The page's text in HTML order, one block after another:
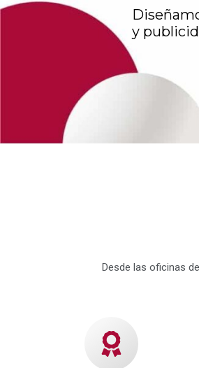
y
Desde las oficinas